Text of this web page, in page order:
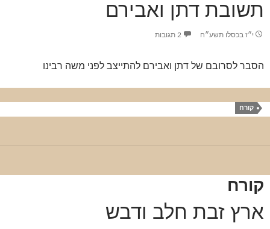
תשובת דתן ואבירם
י״ז בכסלו תשע״ח 2 תגובות
הסבר לסרובם של דתן ואבירם להתייצב לפני משה רבינו
קורח
קורח
ארץ זבת חלב ודבש